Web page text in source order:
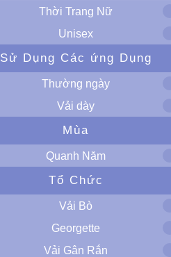
Thời Trang Nữ
Unisex
Sử Dụng Các ứng Dụng
Thường ngày
Vải dày
Mùa
Quanh Năm
Tổ Chức
Vải Bò
Georgette
Vải Gân Rắn